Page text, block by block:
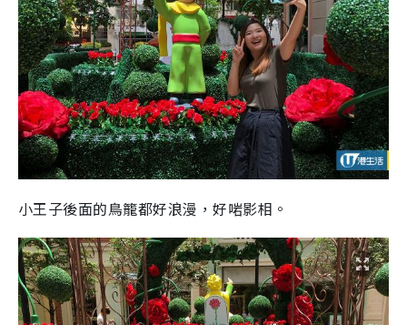
小王子後面的鳥籠都好浪漫，好啱影相。